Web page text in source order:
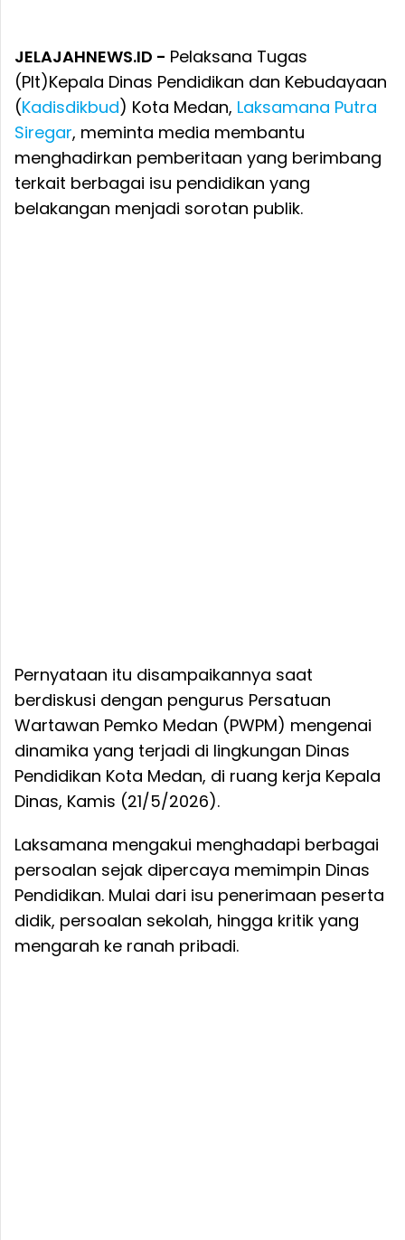
JELAJAHNEWS.ID - Pelaksana Tugas
(Plt)Kepala Dinas Pendidikan dan Kebudayaan
(Kadisdikbud) Kota Medan, Laksamana Putra
Siregar, meminta media membantu
menghadirkan pemberitaan yang berimbang
terkait berbagai isu pendidikan yang
belakangan menjadi sorotan publik.
Pernyataan itu disampaikannya saat
berdiskusi dengan pengurus Persatuan
Wartawan Pemko Medan (PWPM) mengenai
dinamika yang terjadi di lingkungan Dinas
Pendidikan Kota Medan, di ruang kerja Kepala
Dinas, Kamis (21/5/2026).
Laksamana mengakui menghadapi berbagai
persoalan sejak dipercaya memimpin Dinas
Pendidikan. Mulai dari isu penerimaan peserta
didik, persoalan sekolah, hingga kritik yang
mengarah ke ranah pribadi.